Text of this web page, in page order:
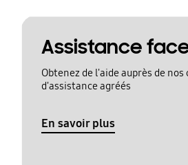
Assistance
Obtenez de l'aide auprès de nos
d'assistance agréés
En savoir plus